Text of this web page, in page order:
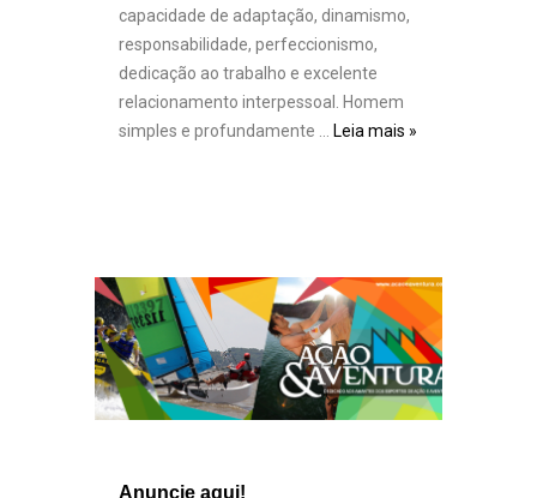
capacidade de adaptação, dinamismo,
responsabilidade, perfeccionismo,
dedicação ao trabalho e excelente
relacionamento interpessoal. Homem
simples e profundamente …
Leia mais »
Anuncie aqui!